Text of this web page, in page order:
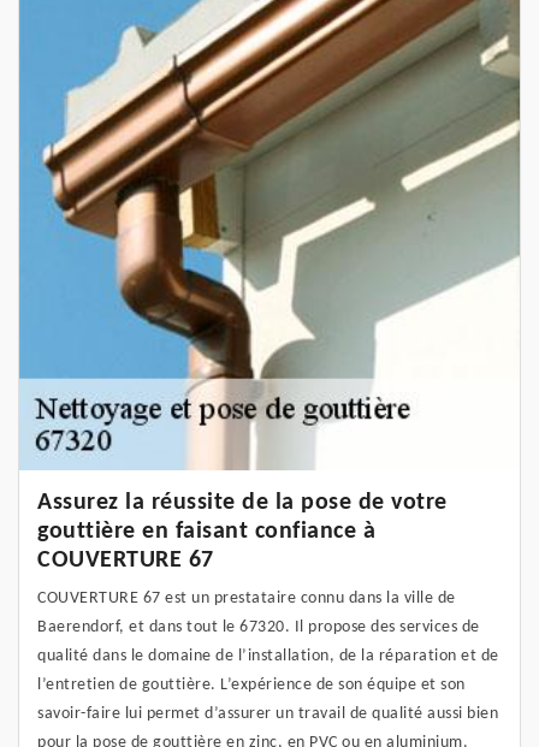
Assurez la réussite de la pose de votre
gouttière en faisant confiance à
COUVERTURE 67
COUVERTURE 67 est un prestataire connu dans la ville de
Baerendorf, et dans tout le 67320. Il propose des services de
qualité dans le domaine de l’installation, de la réparation et de
l’entretien de gouttière. L’expérience de son équipe et son
savoir-faire lui permet d’assurer un travail de qualité aussi bien
pour la pose de gouttière en zinc, en PVC ou en aluminium.